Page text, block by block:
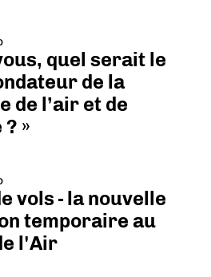
quel serait le
de la
de l’air et de
»
vols - la nouvelle
temporaire au
l'Air